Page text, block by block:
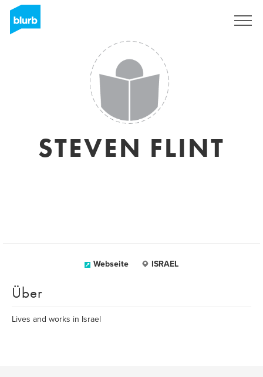
STEVEN FLINT
Webseite ISRAEL
Über
Lives and works in Israel